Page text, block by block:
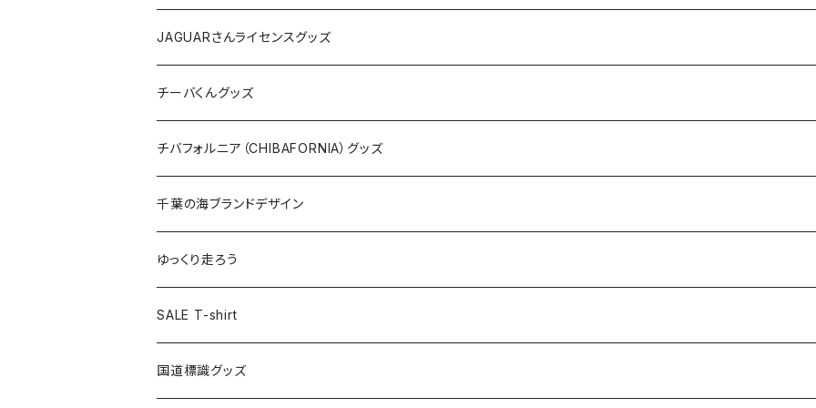
ホテルキーホルダー
ホテルキーホルダー
クリアファイル
Tシャツ
キャップ
トートバッグ
ランチバッグ
エコバッグ
バッグ
ステッカー
缶バッジ
キーホルダー
クリアファイル
キャップ
バッグ
ステッカー
缶バッジ
キーホルダー
クリアファイル
ステッカー
ステッカー
ステッカー大
缶バッジ
缶バッジ32mm
缶バッジ54mm
エコバッグ
JAGUARさんコラボグッズ
Tシャツ
ステッカー
サコッシュ
ホテルキーホルダー
モーテルキーホルダー
JAGUARさんライセンスグッズ
Tシャツ
ステッカー
缶バッジ
クリアファイル
マスク
エコバッグ
チーバくんグッズ
Tシャツ
キャップ
エコバッグ
ステッカー
モーテルキーホルダー
チバフォルニア（CHIBAFORNIA）グッズ
Tシャツ
キャップ
ステッカー
ホテルキーホルダー
千葉の海ブランドデザイン
Tシャツ
キャップ
ステッカー
ゆっくり走ろう
Tシャツ
ステッカー
SALE T-shirt
国道標識グッズ